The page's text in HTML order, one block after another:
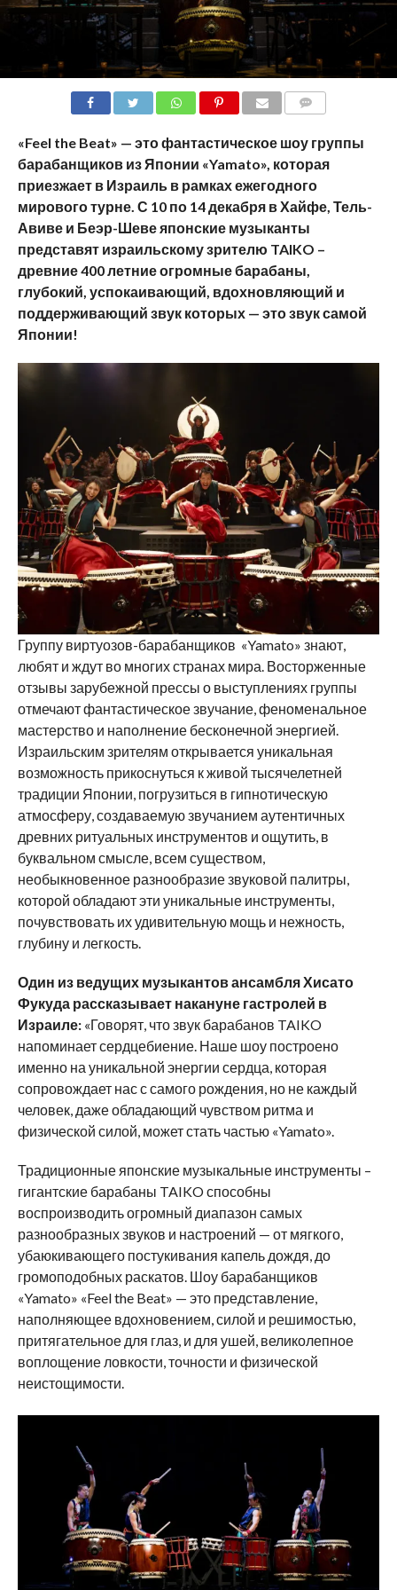
«Feel the Beat» — это фантастическое шоу группы
барабанщиков из Японии «Yamato», которая
приезжает в Израиль в рамках ежегодного
мирового турне. С 10 по 14 декабря в Хайфе, Тель-
Авиве и Беэр-Шеве японские музыканты
представят израильскому зрителю TAIKO –
древние 400 летние огромные барабаны,
глубокий, успокаивающий, вдохновляющий и
поддерживающий звук которых — это звук самой
Японии!
Группу виртуозов-барабанщиков «Yamato» знают,
любят и ждут во многих странах мира. Восторженные
отзывы зарубежной прессы о выступлениях группы
отмечают фантастическое звучание, феноменальное
мастерство и наполнение бесконечной энергией.
Израильским зрителям открывается уникальная
возможность прикоснуться к живой тысячелетней
традиции Японии, погрузиться в гипнотическую
атмосферу, создаваемую звучанием аутентичных
древних ритуальных инструментов и ощутить, в
буквальном смысле, всем существом,
необыкновенное разнообразие звуковой палитры,
которой обладают эти уникальные инструменты,
почувствовать их удивительную мощь и нежность,
глубину и легкость.
Один из ведущих музыкантов ансамбля Хисато
Фукуда рассказывает накануне гастролей в
Израиле: «Говорят, что звук барабанов TAIKO
напоминает сердцебиение. Наше шоу построено
именно на уникальной энергии сердца, которая
сопровождает нас с самого рождения, но не каждый
человек, даже обладающий чувством ритма и
физической силой, может стать частью «Yamato».
Традиционные японские музыкальные инструменты –
гигантские барабаны TAIKO способны
воспроизводить огромный диапазон самых
разнообразных звуков и настроений — от мягкого,
убаюкивающего постукивания капель дождя, до
громоподобных раскатов. Шоу барабанщиков
«Yamato» «Feel the Beat» — это представление,
наполняющее вдохновением, силой и решимостью,
притягательное для глаз, и для ушей, великолепное
воплощение ловкости, точности и физической
неистощимости.